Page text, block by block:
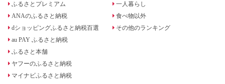
ふるさとプレミアム
ANAのふるさと納税
dショッピングふるさと納税百選
au PAY ふるさと納税
ふるさと本舗
ヤフーのふるさと納税
マイナビふるさと納税
一人暮らし
食べ物以外
その他のランキング